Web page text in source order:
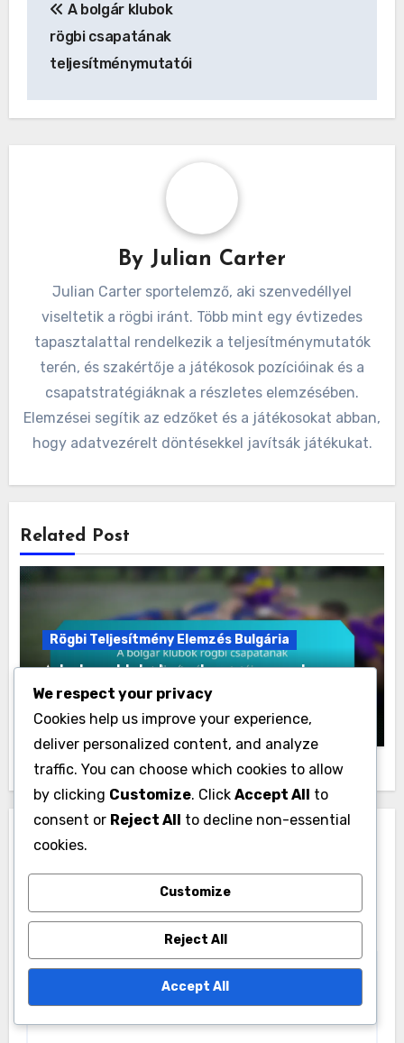
navigation
A bolgár klubok
rögbi csapatának
teljesítménymutatói
By Julian Carter
Julian Carter sportelemző, aki szenvedéllyel
viseltetik a rögbi iránt. Több mint egy évtizedes
tapasztalattal rendelkezik a teljesítménymutatók
terén, és szakértője a játékosok pozícióinak és a
csapatstratégiáknak a részletes elemzésében.
Elemzései segítik az edzőket és a játékosokat abban,
hogy adatvezérelt döntésekkel javítsák játékukat.
Related Post
Rögbi Teljesítmény Elemzés Bulgária
A bolgár klubok rögbi csapatának
teljesítménymutatói
Julian Carter 20/11/2025
Leave a Reply
Your email address will not be published. Required
We respect your privacy
Cookies help us improve your experience,
deliver personalized content, and analyze
traffic. You can choose which cookies to allow
by clicking Customize. Click Accept All to
consent or Reject All to decline non-essential
cookies.
Customize
Reject All
Accept All